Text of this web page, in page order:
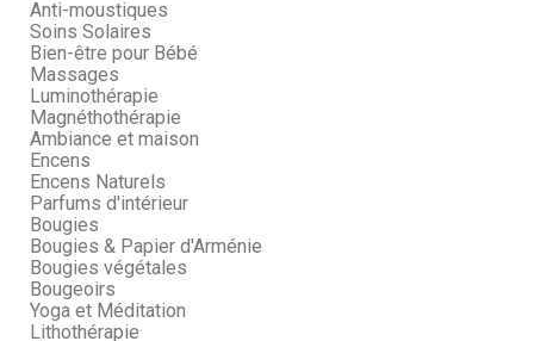
Anti-moustiques
Soins Solaires
Bien-être pour Bébé
Massages
Luminothérapie
Magnéthothérapie
Ambiance et maison
Encens
Encens Naturels
Parfums d'intérieur
Bougies
Bougies & Papier d'Arménie
Bougies végétales
Bougeoirs
Yoga et Méditation
Lithothérapie